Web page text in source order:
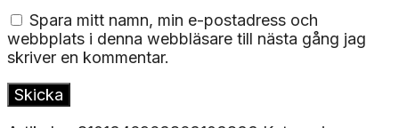
Spara mitt namn, min e-postadress och
webbplats i denna webbläsare till nästa gång jag
skriver en kommentar.